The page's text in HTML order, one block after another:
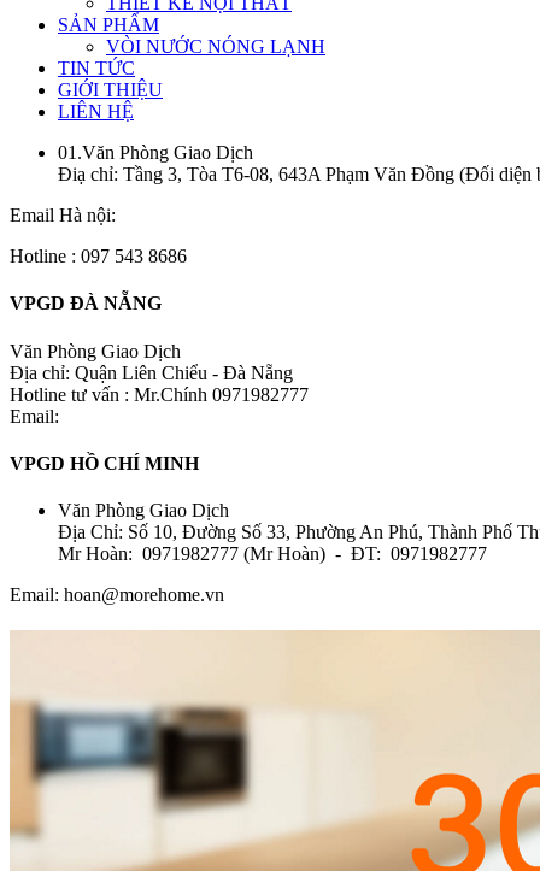
SẢN PHẨM
VÒI NƯỚC NÓNG LẠNH
TIN TỨC
GIỚI THIỆU
LIÊN HỆ
01.Văn Phòng Giao Dịch
Điạ chỉ: Tầng 3, Tòa T6-08, 643A Phạm Văn Đồng (Đối diện
Email Hà nội:
Hotline : 097 543 8686
VPGD ĐÀ NẴNG
Văn Phòng Giao Dịch
Địa chỉ: Quận Liên Chiểu - Đà Nẵng
Hotline tư vấn : Mr.Chính 0971982777
Email:
VPGD HỒ CHÍ MINH
Văn Phòng Giao Dịch
Địa Chỉ: Số 10, Đường Số 33, Phường An Phú, Thành Phố
Mr Hoàn: 0971982777 (Mr Hoàn) - ĐT: 0971982777
Email: hoan@morehome.vn